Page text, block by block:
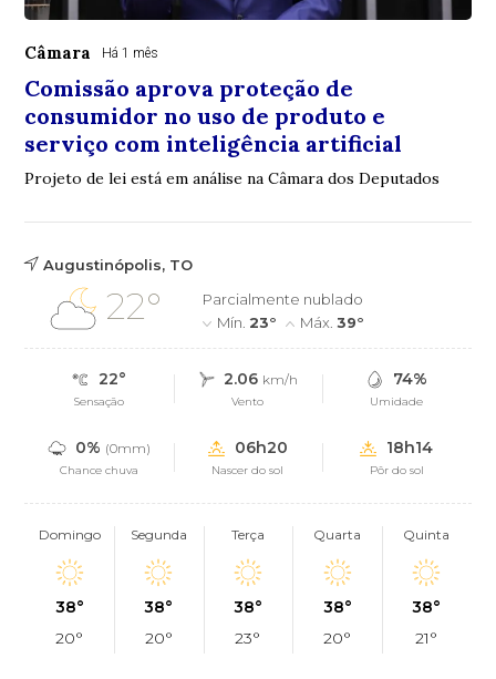
Câmara Há 1 mês
Comissão aprova proteção de
consumidor no uso de produto e
serviço com inteligência artificial
Projeto de lei está em análise na Câmara dos Deputados
Augustinópolis, TO
22°
Parcialmente nublado
Mín.23° Máx.39°
22°
Sensação
2.06 km/h
Vento
74%
Umidade
0% (0mm)
Chance chuva
06h20
Nascer do sol
18h14
Pôr do sol
Domingo
38°
20°
Segunda
38°
20°
Terça
38°
23°
Quarta
38°
20°
Quinta
38°
21°